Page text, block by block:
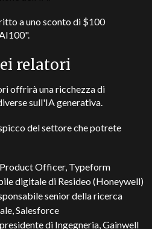
a uno sconto di $100
relatori
offrirà una ricchezza di
sull'IA generativa.
del settore che potrete
Officer, Typeform
digitale di Resideo (Honeywell)
senior della ricerca
Salesforce
di Ingegneria, Gainwell